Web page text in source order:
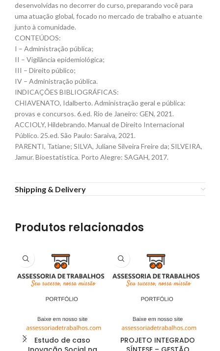
desenvolvidas no decorrer do curso, preparando você para
uma atuação global, focado no mercado de trabalho e atuante
junto à comunidade.
CONTEÚDOS:
I – Administração pública;
II – Vigilância epidemiológica;
III – Direito público;
IV – Administração pública.
INDICAÇÕES BIBLIOGRÁFICAS:
CHIAVENATO, Idalberto. Administração geral e pública:
provas e concursos. 6.ed. Rio de Janeiro: GEN, 2021.
ACCIOLY, Hildebrando. Manual de Direito Internacional
Público. 25.ed. São Paulo: Saraiva, 2021.
PARENTI, Tatiane; SILVA, Juliane Silveira Freire da; SILVEIRA,
Jamur. Bioestatística. Porto Alegre: SAGAH, 2017.
Shipping & Delivery
Produtos relacionados
Estudo de caso
PROJETO INTEGRADO